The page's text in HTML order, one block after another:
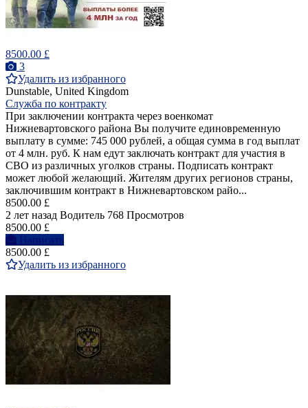
8500.00 £
3
Удалить из избранного
Dunstable, United Kingdom
Служба по контракту
При заключении контракта через военкомат
Нижневартовского района Вы получите единовременную
выплату в сумме: 745 000 рублей, а общая сумма в год выплат
от 4 млн. руб. К нам едут заключать контракт для участия в
СВО из различных уголков страны. Подписать контракт
может любой желающий. Жителям других регионов страны,
заключившим контракт в Нижневартовском райо...
8500.00 £
2 лет назад Водитель 768 Просмотров
8500.00 £
Написать
8500.00 £
Удалить из избранного